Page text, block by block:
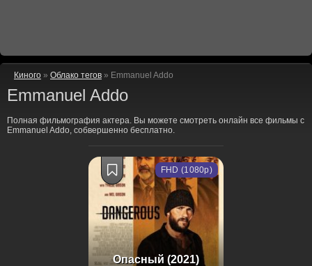
Киного » Облако тегов » Emmanuel Addo
Emmanuel Addo
Полная фильмография актера. Вы можете смотреть онлайн все фильмы с
Emmanuel Addo, собвершенно бесплатно.
Опасный (2021)
FHD (1080p)